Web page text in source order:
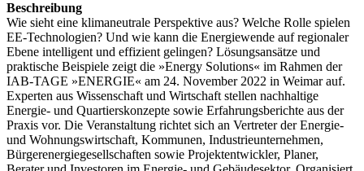
Beschreibung
Wie sieht eine klimaneutrale Perspektive aus? Welche Rolle spielen
EE-Technologien? Und wie kann die Energiewende auf regionaler
Ebene intelligent und effizient gelingen? Lösungsansätze und
praktische Beispiele zeigt die »Energy Solutions« im Rahmen der
IAB-TAGE »ENERGIE« am 24. November 2022 in Weimar auf.
Experten aus Wissenschaft und Wirtschaft stellen nachhaltige
Energie- und Quartierskonzepte sowie Erfahrungsberichte aus der
Praxis vor. Die Veranstaltung richtet sich an Vertreter der Energie-
und Wohnungswirtschaft, Kommunen, Industrieunternehmen,
Bürgerenergiegesellschaften sowie Projektentwickler, Planer,